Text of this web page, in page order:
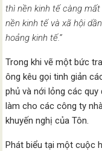
thì nền kinh tế càng
nền kinh tế và xã hội
hoảng kinh tế.”
Trong khi vẽ một bức
ông kêu gọi tinh giản
phủ và nới lỏng các
làm cho các công ty
khuyến nghị của Tôn.
Phát biểu tại một cuộc